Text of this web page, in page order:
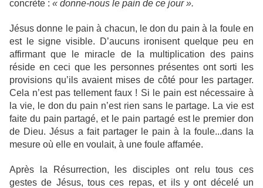
concrète : « donne-nous le pain de ce jour ».
Jésus donne le pain à chacun, le don du pain à la foule en
est le signe visible. D’aucuns ironisent quelque peu en
affirmant que le miracle de la multiplication des pains
réside en ceci que les personnes présentes ont sorti les
provisions qu’ils avaient mises de côté pour les partager.
Cela n’est pas tellement faux ! Si le pain est nécessaire à
la vie, le don du pain n’est rien sans le partage. La vie est
faite du pain partagé, et le pain partagé est le premier don
de Dieu. Jésus a fait partager le pain à la foule...dans la
mesure où elle en voulait, à une foule affamée.
Après la Résurrection, les disciples ont relu tous ces
gestes de Jésus, tous ces repas, et ils y ont décelé un